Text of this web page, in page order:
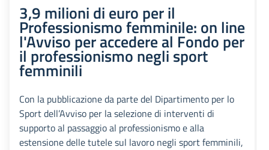
3,9 milioni di euro per il
Professionismo femminile: on line
l'Avviso per accedere al Fondo per
il professionismo negli sport
femminili
Con la pubblicazione da parte del Dipartimento per lo
Sport dell’Avviso per la selezione di interventi di
supporto al passaggio al professionismo e alla
estensione delle tutele sul lavoro negli sport femminili,